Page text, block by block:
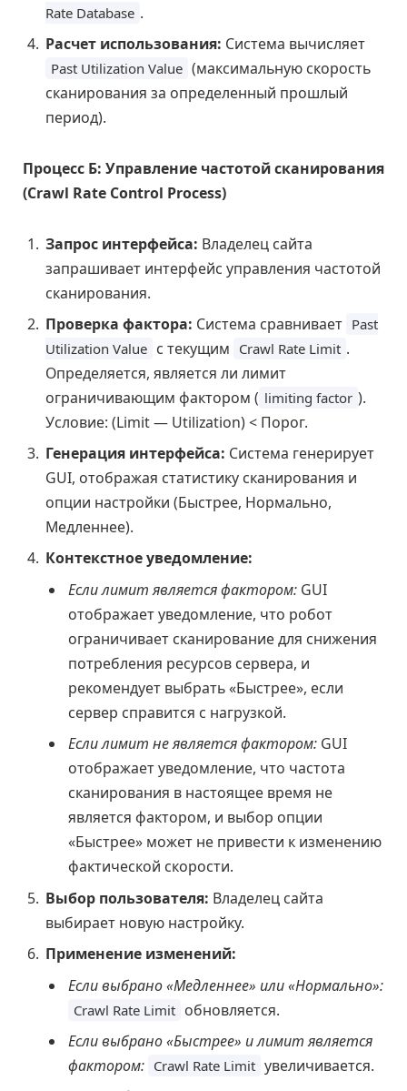
Rate Database .
Расчет использования: Система вычисляет
Past Utilization Value (максимальную скорость
сканирования за определенный прошлый
период).
Процесс Б: Управление частотой сканирования
(Crawl Rate Control Process)
Запрос интерфейса: Владелец сайта
запрашивает интерфейс управления частотой
сканирования.
Проверка фактора: Система сравнивает Past
Utilization Value с текущим Crawl Rate Limit .
Определяется, является ли лимит
ограничивающим фактором ( limiting factor ).
Условие: (Limit — Utilization) < Порог.
Генерация интерфейса: Система генерирует
GUI, отображая статистику сканирования и
опции настройки (Быстрее, Нормально,
Медленнее).
Контекстное уведомление:
Если лимит является фактором: GUI
отображает уведомление, что робот
ограничивает сканирование для снижения
потребления ресурсов сервера, и
рекомендует выбрать «Быстрее», если
сервер справится с нагрузкой.
Если лимит не является фактором: GUI
отображает уведомление, что частота
сканирования в настоящее время не
является фактором, и выбор опции
«Быстрее» может не привести к изменению
фактической скорости.
Выбор пользователя: Владелец сайта
выбирает новую настройку.
Применение изменений:
Если выбрано «Медленнее» или «Нормально»:
Crawl Rate Limit обновляется.
Если выбрано «Быстрее» и лимит является
фактором: Crawl Rate Limit увеличивается.